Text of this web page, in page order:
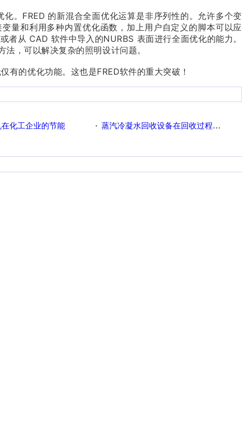
。FRED 的新混合全面优化运算是非序列性的。允许多个变
和利用多种内置优化函数，加上用户自定义的脚本可以应
者从 CAD 软件中导入的NURBS 表面进行全面优化的能力。
法，可以解决复杂的照明设计问题。
的优化功能。这也是FRED软件的重大突破！
化工企业的节能 · 蒸汽冷凝水回收设备在回收过程中的运行要点